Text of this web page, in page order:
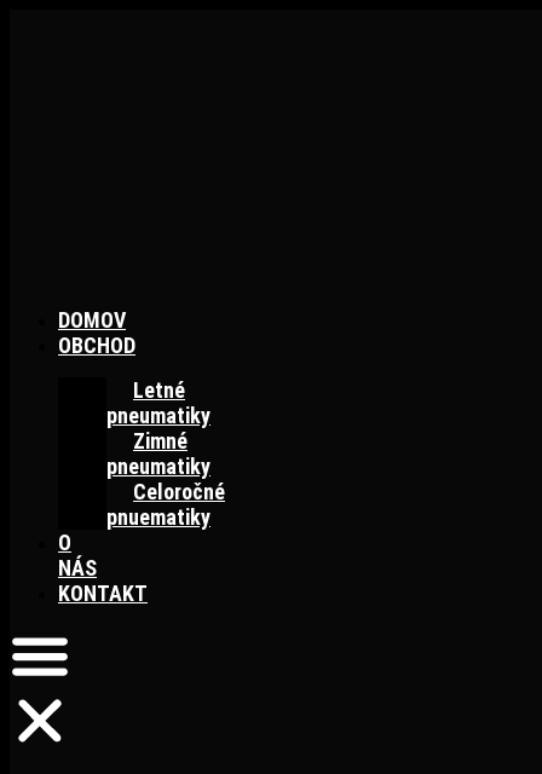
DOMOV
OBCHOD
Letné
pneumatiky
Zimné
pneumatiky
Celoročné
pnuematiky
O
NÁS
KONTAKT